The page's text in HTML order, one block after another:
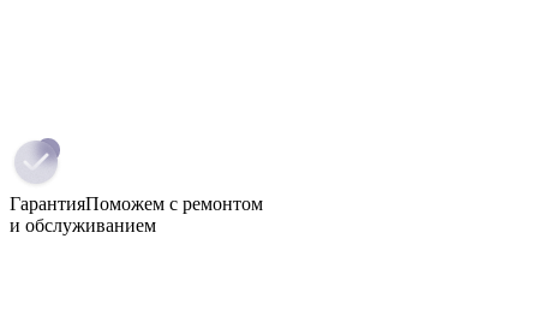
ГарантияПоможем с ремонтом
и обслуживанием